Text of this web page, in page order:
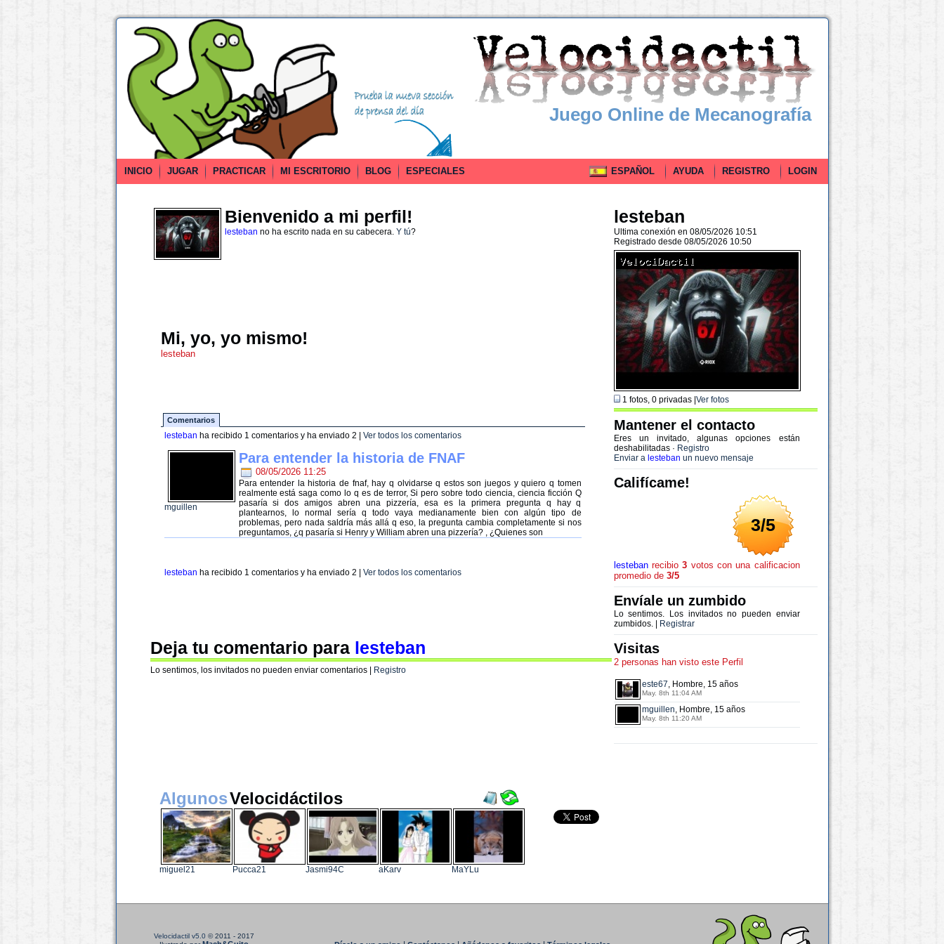
Juego Online de Mecanografía
INICIO JUGAR PRACTICAR MI ESCRITORIO BLOG ESPECIALES ESPAÑOL AYUDA REGISTRO LOGIN
Bienvenido a mi perfil!
lesteban no ha escrito nada en su cabecera. Y tú?
Mi, yo, yo mismo!
lesteban
Comentarios
lesteban ha recibido 1 comentarios y ha enviado 2 Ver todos los comentarios
mguillen
Para entender la historia de FNAF
08/05/2026 11:25
Para entender la historia de fnaf, hay q olvidarse q estos son juegos y quiero q tomen
realmente está saga como lo q es de terror, Si pero sobre todo ciencia, ciencia ficción Q
pasaría si dos amigos abren una pizzería, esa es la primera pregunta q hay q
plantearnos, lo normal sería q todo vaya medianamente bien con algún tipo de
problemas, pero nada saldría más allá q eso, la pregunta cambia completamente si nos
preguntamos, ¿q pasaría si Henry y William abren una pizzería? , ¿Quienes son
lesteban ha recibido 1 comentarios y ha enviado 2 Ver todos los comentarios
Deja tu comentario para lesteban
Lo sentimos, los invitados no pueden enviar comentarios | Registro
lesteban
Ultima conexión en 08/05/2026 10:51
Registrado desde 08/05/2026 10:50
1 fotos, 0 privadas | Ver fotos
Mantener el contacto
Eres un invitado, algunas opciones están
deshabilitadas · Registro
Enviar a lesteban un nuevo mensaje
Califícame!
3/5
lestebanrecibio3 votos con una calificacion
promedio de 3/5
Envíale un zumbido
Lo sentimos. Los invitados no pueden enviar
zumbidos. |
Registrar
Visitas
2 personas han visto este Perfil
este67, Hombre, 15 años
May. 8th 11:04 AM
mguillen, Hombre, 15 años
May. 8th 11:20 AM
AlgunosVelocidáctilos
miguel21 Pucca21 Jasmi94C aKarv MaYLu
Velocidactil v5.0 © 2011 - 2017